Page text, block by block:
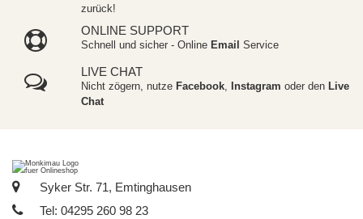
zurück!
ONLINE SUPPORT
Schnell und sicher - Online Email Service
LIVE CHAT
Nicht zögern, nutze Facebook, Instagram oder denLive
Chat
Syker Str. 71, Emtinghausen
Tel: 04295 260 98 23